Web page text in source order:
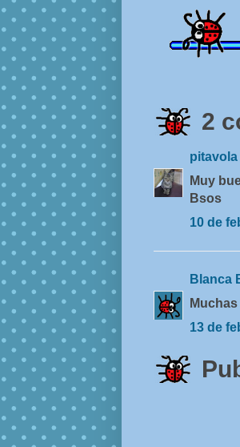
2
pitavola
Muy
Bsos
10 de
Blanca
13 de